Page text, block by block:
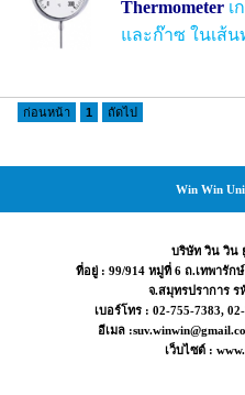
Thermometer เ
และก๊าซ ในเส้
ก่อนหน้า 1 ถัดไป
Win Win
บริษัท วิน วิน
ที่อยู่ : 99/914 หมู่ที่ 6 ถ.เทพารัก
จ.สมุทรปราการ ร
เบอร์โทร : 02-755-7383,
อีเมล
เว็บไซต์ :